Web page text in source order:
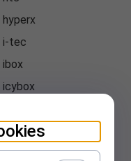
hyperx
i-tec
ibox
icybox
intellinet
Interdruk